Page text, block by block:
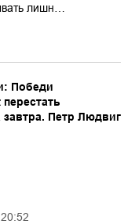
лишн…
Победи
Петр Людвиг